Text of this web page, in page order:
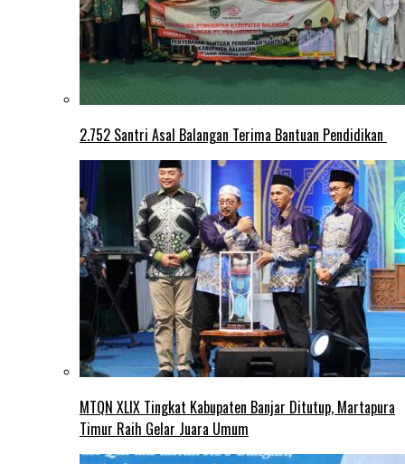
2.752 Santri Asal Balangan Terima Bantuan Pendidikan
MTQN XLIX Tingkat Kabupaten Banjar Ditutup, Martapura
Timur Raih Gelar Juara Umum